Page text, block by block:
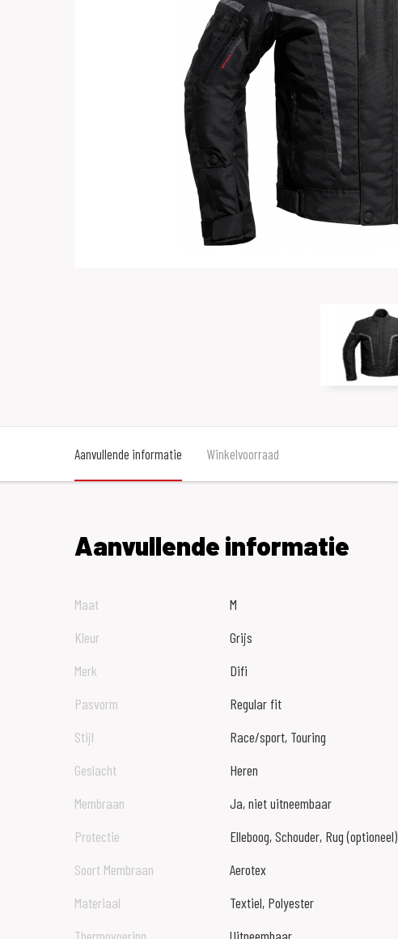
Aanvullende informatie Winkelvoorraad
Aanvullende informatie
Maat
M
Kleur
Grijs
Merk
Difi
Pasvorm
Regular fit
Stijl
Race/sport, Touring
Geslacht
Heren
Membraan
Ja, niet uitneembaar
Protectie
Elleboog, Schouder, Rug (optioneel)
Soort Membraan
Aerotex
Materiaal
Textiel, Polyester